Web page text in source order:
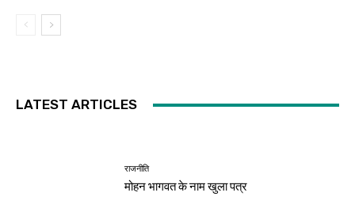
LATEST ARTICLES
राजनीति
मोहन भागवत के नाम खुला पत्र